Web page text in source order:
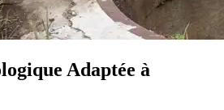
Adaptée à